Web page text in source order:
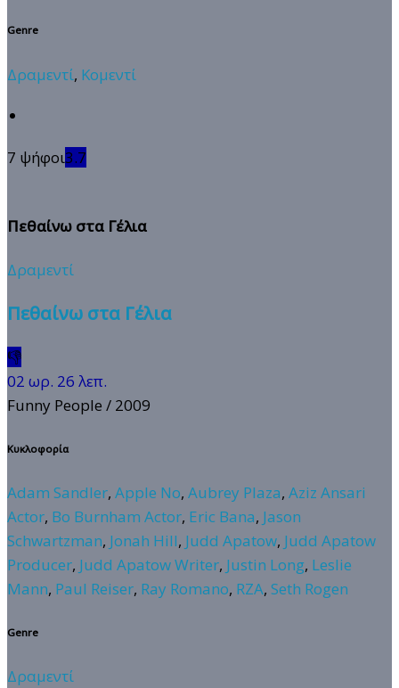
Genre
Δραμεντί, Κομεντί
7 ψήφοι3.7
Πεθαίνω στα Γέλια
Δραμεντί
Πεθαίνω στα Γέλια
👎
02 ωρ. 26 λεπ.
Funny People / 2009
Κυκλοφορία
Adam Sandler, Apple No, Aubrey Plaza, Aziz Ansari
Actor, Bo Burnham Actor, Eric Bana, Jason
Schwartzman, Jonah Hill, Judd Apatow, Judd Apatow
Producer, Judd Apatow Writer, Justin Long, Leslie
Mann, Paul Reiser, Ray Romano, RZA, Seth Rogen
Genre
Δραμεντί